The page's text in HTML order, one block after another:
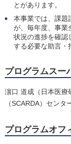
とがあります。
本事業では、課題
が、毎年度、事業
状況の進捗を確認
する必要な助言・
プログラムスー
濵口 道成（日本医療
（SCARDA）センタ
プログラムオフ